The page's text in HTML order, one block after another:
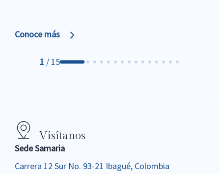
Conoce más
1 / 15
Visítanos
Sede Samaria
Carrera 12 Sur No. 93-21 Ibagué, Colombia